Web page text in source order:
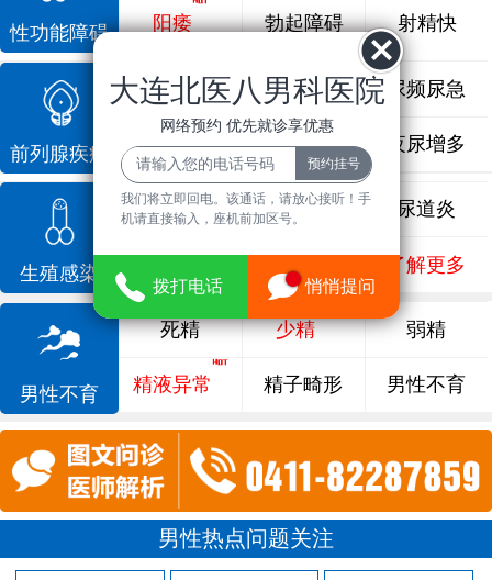
性功能障碍 阳痿 勃起障碍 射精快
前列腺疾病
前列腺炎 前列腺痛 尿频尿急
前列腺增生 排尿不畅 夜尿增多
生殖感染
龟头炎 睾丸炎 尿道炎
了解更多
男性不育
死精 少精 弱精
精液异常 精子畸形 男性不育
男性热点问题关注
大连北医八男科医院
网络预约 优先就诊享优惠
我们将立即回电。该通话，请放心接听！手
机请直接输入，座机前加区号。
拨打电话 悄悄提问